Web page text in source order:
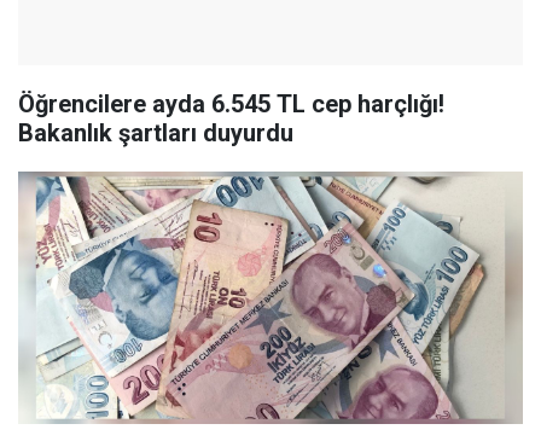
Öğrencilere ayda 6.545 TL cep harçlığı!
Bakanlık şartları duyurdu